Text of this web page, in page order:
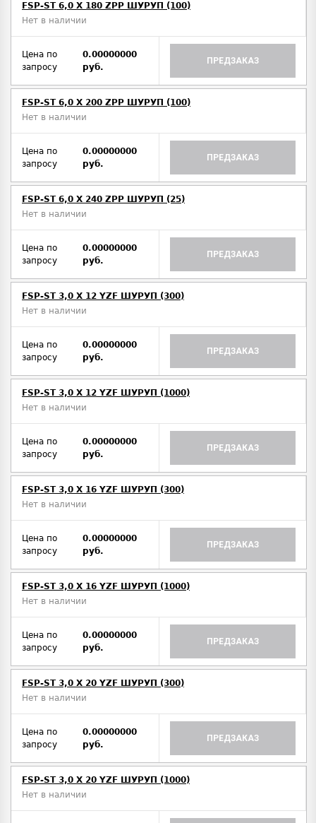
FSP-ST 6,0 X 180 ZPP ШУРУП (100)
Нет в наличии
Цена по
запросу
0.00000000
руб.
ПРЕДЗАКАЗ
FSP-ST 6,0 X 200 ZPP ШУРУП (100)
Нет в наличии
Цена по
запросу
0.00000000
руб.
ПРЕДЗАКАЗ
FSP-ST 6,0 X 240 ZPP ШУРУП (25)
Нет в наличии
Цена по
запросу
0.00000000
руб.
ПРЕДЗАКАЗ
FSP-ST 3,0 X 12 YZF ШУРУП (300)
Нет в наличии
Цена по
запросу
0.00000000
руб.
ПРЕДЗАКАЗ
FSP-ST 3,0 X 12 YZF ШУРУП (1000)
Нет в наличии
Цена по
запросу
0.00000000
руб.
ПРЕДЗАКАЗ
FSP-ST 3,0 X 16 YZF ШУРУП (300)
Нет в наличии
Цена по
запросу
0.00000000
руб.
ПРЕДЗАКАЗ
FSP-ST 3,0 X 16 YZF ШУРУП (1000)
Нет в наличии
Цена по
запросу
0.00000000
руб.
ПРЕДЗАКАЗ
FSP-ST 3,0 X 20 YZF ШУРУП (300)
Нет в наличии
Цена по
запросу
0.00000000
руб.
ПРЕДЗАКАЗ
FSP-ST 3,0 X 20 YZF ШУРУП (1000)
Нет в наличии